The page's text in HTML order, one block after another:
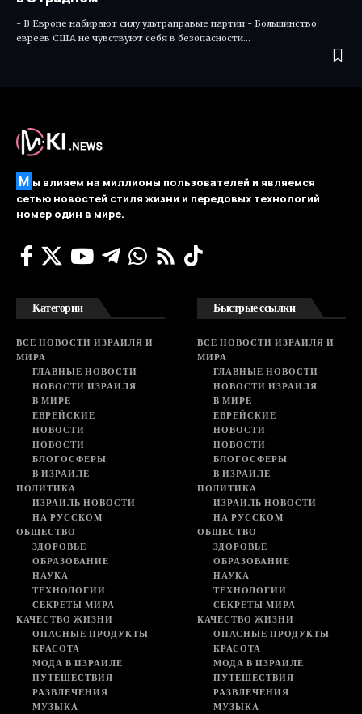
- В Европе набирают силу ультраправые партии - Большинство
евреев США не чувствуют себя в безопасности…
М ы влияем на миллионы пользователей и являемся
сетью новостей стиля жизни и передовых технологий
номер один в мире.
Категории
ВСЕ НОВОСТИ ИЗРАИЛЯ И
МИРА
ГЛАВНЫЕ НОВОСТИ
НОВОСТИ ИЗРАИЛЯ
В МИРЕ
ЕВРЕЙСКИЕ
НОВОСТИ
НОВОСТИ
БЛОГОСФЕРЫ
В ИЗРАИЛЕ
ПОЛИТИКА
ИЗРАИЛЬ НОВОСТИ
НА РУССКОМ
ОБЩЕСТВО
ЗДОРОВЬЕ
ОБРАЗОВАНИЕ
НАУКА
ТЕХНОЛОГИИ
СЕКРЕТЫ МИРА
КАЧЕСТВО ЖИЗНИ
ОПАСНЫЕ ПРОДУКТЫ
КРАСОТА
МОДА В ИЗРАИЛЕ
ПУТЕШЕСТВИЯ
РАЗВЛЕЧЕНИЯ
МУЗЫКА
Быстрые ссылки
ВСЕ НОВОСТИ ИЗРАИЛЯ И
МИРА
ГЛАВНЫЕ НОВОСТИ
НОВОСТИ ИЗРАИЛЯ
В МИРЕ
ЕВРЕЙСКИЕ
НОВОСТИ
НОВОСТИ
БЛОГОСФЕРЫ
В ИЗРАИЛЕ
ПОЛИТИКА
ИЗРАИЛЬ НОВОСТИ
НА РУССКОМ
ОБЩЕСТВО
ЗДОРОВЬЕ
ОБРАЗОВАНИЕ
НАУКА
ТЕХНОЛОГИИ
СЕКРЕТЫ МИРА
КАЧЕСТВО ЖИЗНИ
ОПАСНЫЕ ПРОДУКТЫ
КРАСОТА
МОДА В ИЗРАИЛЕ
ПУТЕШЕСТВИЯ
РАЗВЛЕЧЕНИЯ
МУЗЫКА